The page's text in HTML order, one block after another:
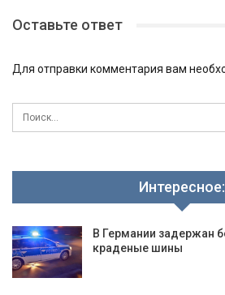
Оставьте ответ
Для отправки комментария вам
Интересное:
В Германии задержан
краденые шины